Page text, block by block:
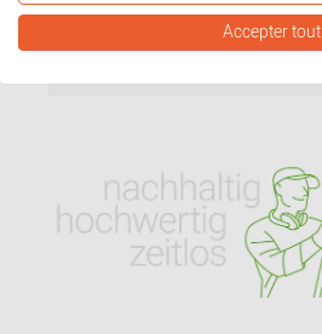
En savoir plus
Accepter tout